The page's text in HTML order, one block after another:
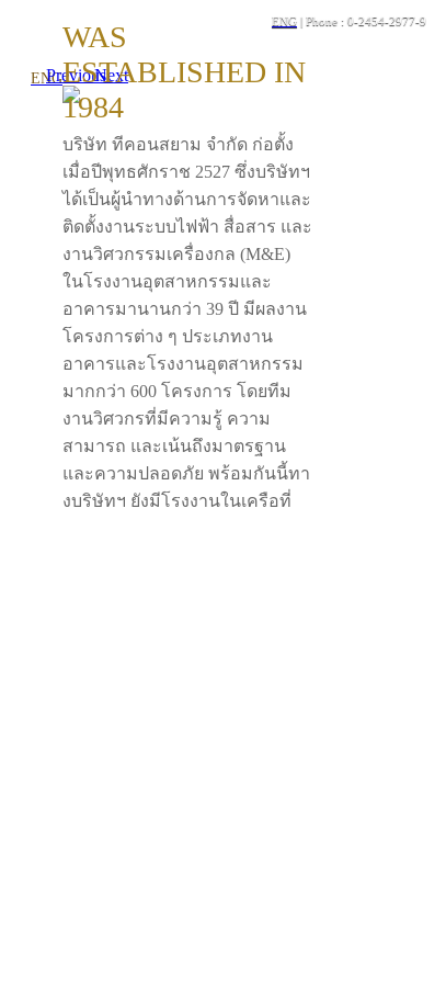
ENG | Phone : 0-2454-2977-9
ENGPreviousNext
WAS
ESTABLISHED IN
1984
บริษัท ทีคอนสยาม จำกัด ก่อตั้ง
เมื่อปีพุทธศักราช 2527 ซึ่งบริษัทฯ
ได้เป็นผู้นำทางด้านการจัดหาและ
ติดตั้งงานระบบไฟฟ้า สื่อสาร และ
งานวิศวกรรมเครื่องกล (M&E)
ในโรงงานอุตสาหกรรมและ
อาคารมานานกว่า 39 ปี มีผลงาน
โครงการต่าง ๆ ประเภทงาน
อาคารและโรงงานอุตสาหกรรม
มากกว่า 600 โครงการ โดยทีม
งานวิศวกรที่มีความรู้ ความ
สามารถ และเน้นถึงมาตรฐาน
และความปลอดภัย พร้อมกันนี้ทา
งบริษัทฯ ยังมีโรงงานในเครือที่